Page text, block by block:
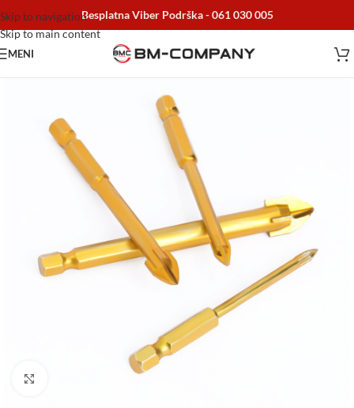
Skip to navigation
Skip to main content
Besplatna Viber Podrška -061 030 005
MENI